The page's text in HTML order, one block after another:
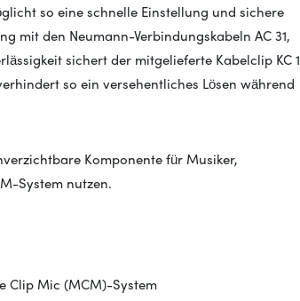
so eine schnelle Einstellung und sichere
mit den Neumann-Verbindungskabeln AC 31,
sichert der mitgelieferte Kabelclip KC 1
so ein versehentliches Lösen während
Komponente für Musiker,
System nutzen.
Clip Mic (MCM)-System